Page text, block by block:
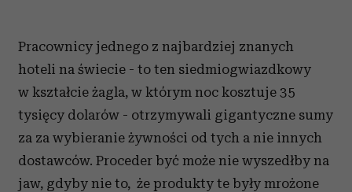
Pracownicy jednego z najbardziej znanych
hoteli na świecie - to ten siedmiogwiazdkowy
w kształcie żagla, w którym noc kosztuje 35
tysięcy dolarów - otrzymywali gigantyczne sumy
za za wybieranie żywności od tych a nie innych
dostawców. Proceder być może nie wyszedłby na
jaw, gdyby nie to, że produkty te były mrożone